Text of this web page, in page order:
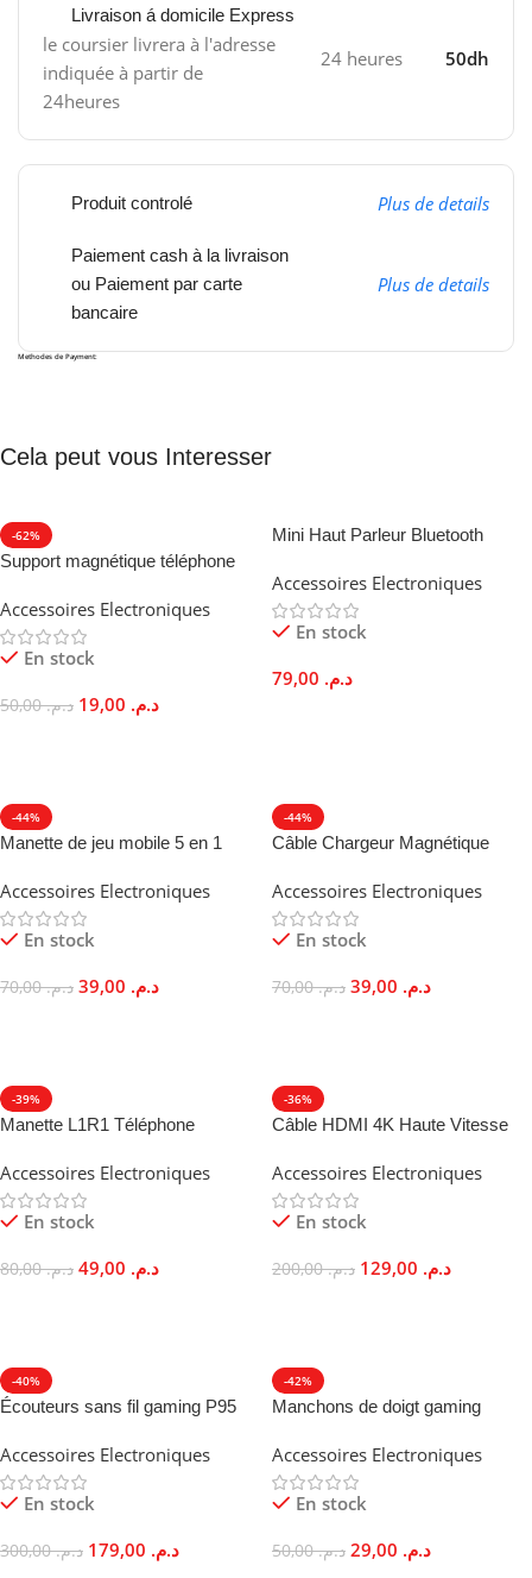
Livraison á domicile Express
le coursier livrera à l'adresse
indiquée à partir de
24heures
24 heures 50dh
Produit controlé Plus de details
Paiement cash à la livraison
ou Paiement par carte
bancaire
Plus de details
Methodes de Payment:
Cela peut vous Interesser
-62%
Support magnétique téléphone
Accessoires Electroniques
En stock
د.م.50,00 د.م.
Mini Haut Parleur Bluetooth
10W
Accessoires Electroniques
En stock
د.م.
-44%
Manette de jeu mobile 5 en 1
Accessoires Electroniques
En stock
د.م.70,00 د.م.
-44%
Câble Chargeur Magnétique
Poussière LED
Accessoires Electroniques
En stock
د.م.70,00 د.م.
-39%
Manette L1R1 Téléphone
Ergonomique
Accessoires Electroniques
En stock
د.م.80,00 د.م.
-36%
Câble HDMI 4K Haute Vitesse
Accessoires Electroniques
En stock
د.م.200,00 د.م.
-40%
Écouteurs sans fil gaming P95
Accessoires Electroniques
En stock
د.م.300,00 د.م.
-42%
Manchons de doigt gaming
Précision Tactile
Accessoires Electroniques
En stock
د.م.50,00 د.م.